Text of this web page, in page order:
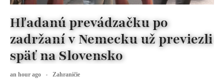
Hľadanú prevádzačku po
zadržaní v Nemecku už previezli
späť na Slovensko
an hour ago Zahraničie